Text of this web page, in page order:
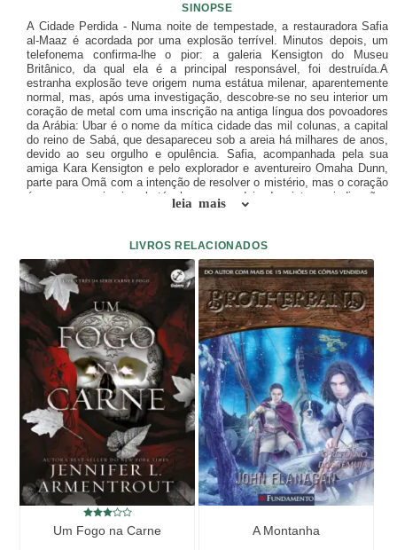
SINOPSE
A Cidade Perdida - Numa noite de tempestade, a restauradora Safia
al-Maaz é acordada por uma explosão terrível. Minutos depois, um
telefonema confirma-lhe o pior: a galeria Kensigton do Museu
Britânico, da qual ela é a principal responsável, foi destruída.A
estranha explosão teve origem numa estátua milenar, aparentemente
normal, mas, após uma investigação, descobre-se no seu interior um
coração de metal com uma inscrição na antiga língua dos povoadores
da Arábia: Ubar é o nome da mítica cidade das mil colunas, a capital
do reino de Sabá, que desapareceu sob a areia há milhares de anos,
devido ao seu orgulho e opulência. Safia, acompanhada pela sua
amiga Kara Kensigton e pelo explorador e aventureiro Omaha Dunn,
parte para Omã com a intenção de resolver o mistério, mas o coração
é apenas o primeiro obstáculo numa cadeia de pistas e indicações
que conduzem às portas de Ubar. Para o conseguirem têm de agir
interessados em descobrir o que se esconde por baixo da areia.
leia mais
LIVROS RELACIONADOS
Um Fogo na Carne A Montanha